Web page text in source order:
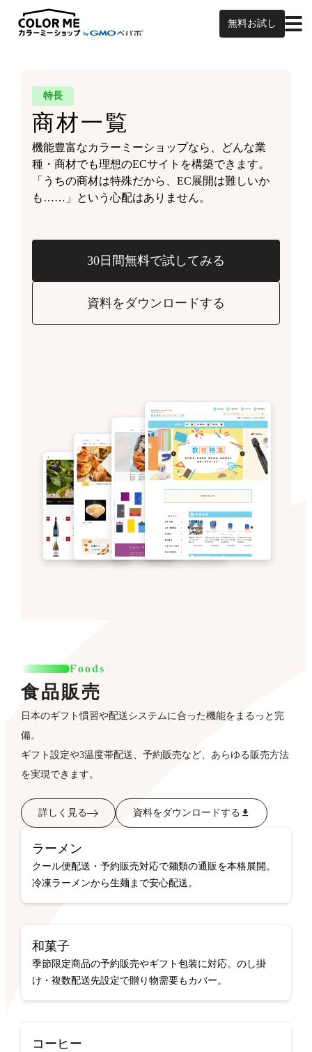
無料お試し
特長
商材一覧
機能豊富なカラーミーショップなら、どんな業
種・商材でも理想のECサイトを構築できます。
「うちの商材は特殊だから、EC展開は難しいか
も……」という心配はありません。
30日間無料で試してみる
資料をダウンロードする
Foods
食品販売
日本のギフト慣習や配送システムに合った機能をまるっと完
備。
ギフト設定や3温度帯配送、予約販売など、あらゆる販売方法
を実現できます。
詳しく見る 資料をダウンロードする
ラーメン
クール便配送・予約販売対応で麺類の通販を本格展開。
冷凍ラーメンから生麺まで安心配送。
和菓子
季節限定商品の予約販売やギフト包装に対応。のし掛
け・複数配送先設定で贈り物需要もカバー。
コーヒー